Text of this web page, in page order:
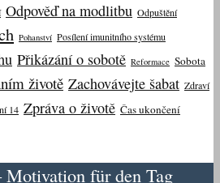
Odpověď na modlitbu Odpuštění
Pohanství Posílení imunitního systému
Přikázání o sobotě Reformace Sobota
životě Zachovávejte šabat Zdraví
14 Zpráva o životě Čas ukončení
Motivation für den Tag